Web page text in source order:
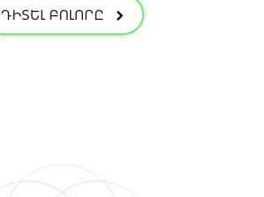
ԴԻՏԵԼ ԲՈԼՈՐԸ